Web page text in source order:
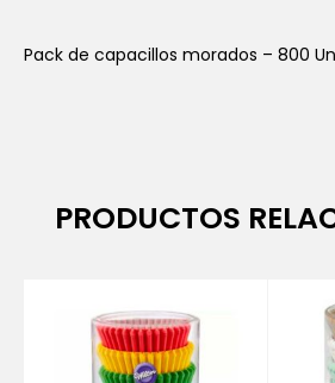
Pack de capacillos morados – 800
PRODUCTOS